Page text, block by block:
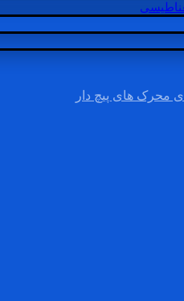
محرک های پیچ دار